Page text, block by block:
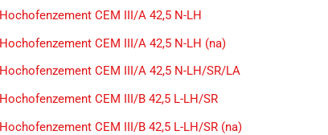
Hochofenzement CEM III/A 42,5 N-LH
Hochofenzement CEM III/A 42,5 N-LH (na)
Hochofenzement CEM III/A 42,5 N-LH/SR/LA
Hochofenzement CEM III/B 42,5 L-LH/SR
Hochofenzement CEM III/B 42,5 L-LH/SR (na)